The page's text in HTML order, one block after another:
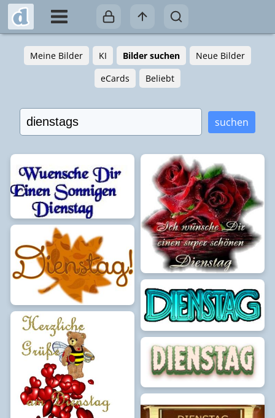
Meine Bilder KI Bilder suchen
Neue Bilder
eCards
Beliebt
suchen